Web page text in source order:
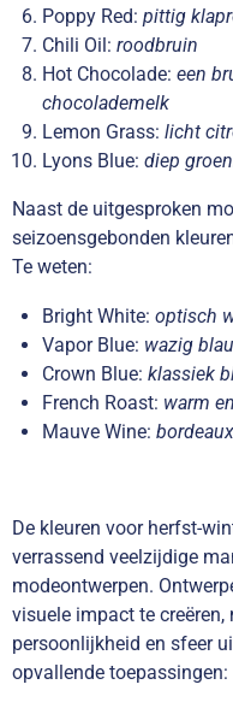
Poppy Red: pittig
Chili Oil: roodbruin
Hot Chocolade: een
chocolademelk
Lemon Grass: licht
Lyons Blue: diep
Naast de uitgesproken
seizoensgebonden
Te weten:
Bright White: optisch
Vapor Blue: wazig
Crown Blue: klassiek
French Roast: warm
Mauve Wine:
De kleuren voor herfst-
verrassend veelzijdige
modeontwerpen.
visuele impact te
persoonlijkheid en sfeer
opvallende toepassingen: